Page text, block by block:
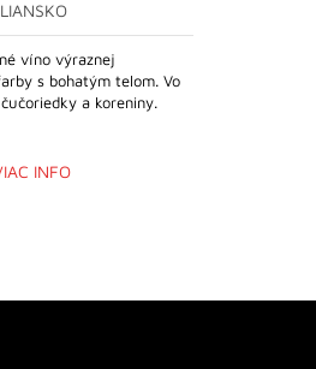
víno výraznej
s bohatým telom. Vo
a koreniny.
INFO